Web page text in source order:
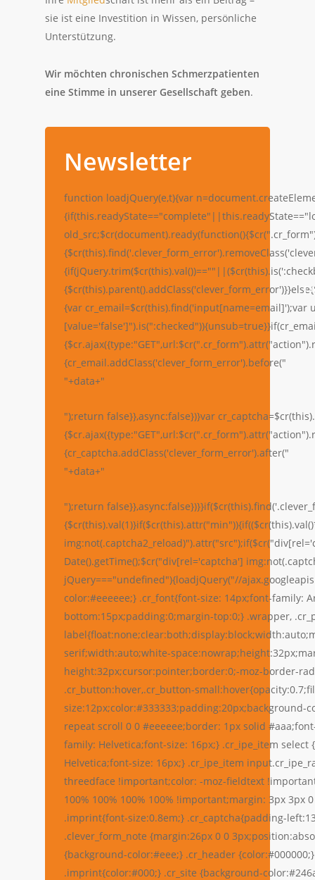
sie ist eine Investition in Wissen, persönliche
Unterstützung.
Wir möchten chronischen Schmerzpatienten
eine Stimme in unserer Gesellschaft geben.
Newsletter
function loadjQuery(e,t){var
{var
{cr_email.addClass('clever_form_error').before("
"+data+"
");return false}},async:false})}var
{cr_captcha.addClass('clever_form_error').after("
"+data+"
");return
Date().getTime();$cr("div[rel='captcha']
jQuery==="undefined"){loadjQuery("//
color:#eeeeee;} .cr_font{font-size: 14px;font-family:
bottom:15px;padding:0;margin-top:0;} .wrapper,
serif;width:auto;white-
height:32px;cursor:pointer;border:0;-moz-border-
.cr_button:hover,.cr_button-
repeat scroll 0 0 #eeeeee;border: 1px solid
family: Helvetica;font-size: 16px;} .cr_ipe_item
Helvetica;font-size: 16px;} .cr_ipe_item
threedface !important;color: -moz-fieldtext
100% 100% 100% 100% !important;margin: 3px
.imprint{font-size:0.8em;} .cr_captcha{padding-
.clever_form_note {margin:26px 0 0
{background-color:#eee;} .cr_header
.imprint{color:#000;} .cr_site {background-